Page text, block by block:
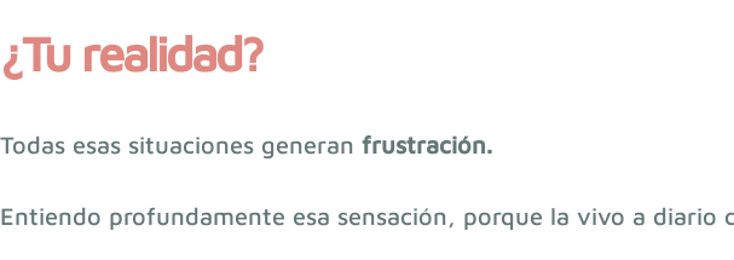
¿Tu realidad?
Todas esas situaciones generan frustración.
Entiendo profundamente esa sensación, porque la vivo a diario